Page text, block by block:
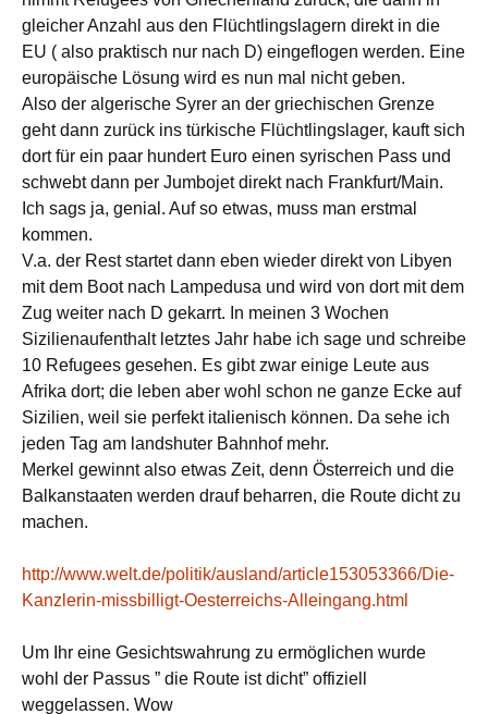
gleicher Anzahl aus den Flüchtlingslagern direkt in die
EU ( also praktisch nur nach D) eingeflogen werden. Eine
europäische Lösung wird es nun mal nicht geben.
Also der algerische Syrer an der griechischen Grenze
geht dann zurück ins türkische Flüchtlingslager, kauft sich
dort für ein paar hundert Euro einen syrischen Pass und
schwebt dann per Jumbojet direkt nach Frankfurt/Main.
Ich sags ja, genial. Auf so etwas, muss man erstmal
kommen.
V.a. der Rest startet dann eben wieder direkt von Libyen
mit dem Boot nach Lampedusa und wird von dort mit dem
Zug weiter nach D gekarrt. In meinen 3 Wochen
Sizilienaufenthalt letztes Jahr habe ich sage und schreibe
10 Refugees gesehen. Es gibt zwar einige Leute aus
Afrika dort; die leben aber wohl schon ne ganze Ecke auf
Sizilien, weil sie perfekt italienisch können. Da sehe ich
jeden Tag am landshuter Bahnhof mehr.
Merkel gewinnt also etwas Zeit, denn Österreich und die
Balkanstaaten werden drauf beharren, die Route dicht zu
machen.
http://www.welt.de/politik/ausland/article153053366/Die-
Kanzlerin-missbilligt-Oesterreichs-Alleingang.html
Um Ihr eine Gesichtswahrung zu ermöglichen wurde
wohl der Passus ” die Route ist dicht” offiziell
weggelassen. Wow